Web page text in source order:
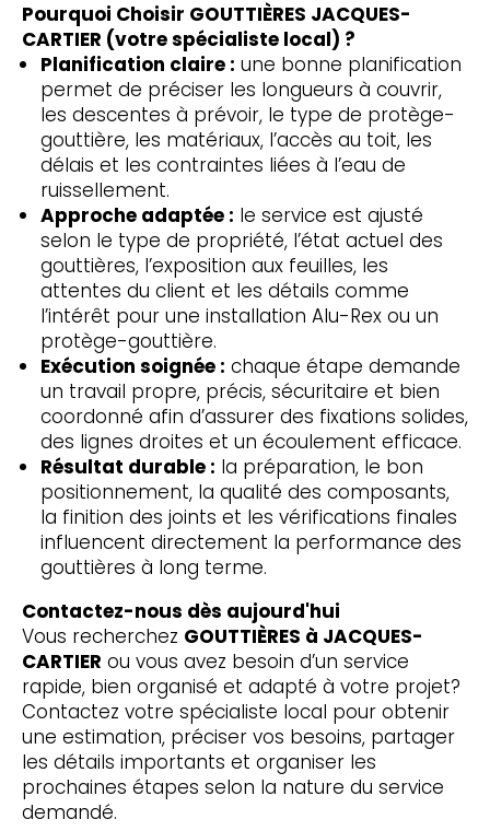
Pourquoi Choisir GOUTTIÈRES JACQUES-
CARTIER (votre spécialiste local) ?
Planification claire : une bonne planification
permet de préciser les longueurs à couvrir,
les descentes à prévoir, le type de protège-
gouttière, les matériaux, l’accès au toit, les
délais et les contraintes liées à l’eau de
ruissellement.
Approche adaptée : le service est ajusté
selon le type de propriété, l’état actuel des
gouttières, l’exposition aux feuilles, les
attentes du client et les détails comme
l’intérêt pour une installation Alu-Rex ou un
protège-gouttière.
Exécution soignée : chaque étape demande
un travail propre, précis, sécuritaire et bien
coordonné afin d’assurer des fixations solides,
des lignes droites et un écoulement efficace.
Résultat durable : la préparation, le bon
positionnement, la qualité des composants,
la finition des joints et les vérifications finales
influencent directement la performance des
gouttières à long terme.
Contactez-nous dès aujourd'hui
Vous recherchez GOUTTIÈRES à JACQUES-
CARTIER ou vous avez besoin d’un service
rapide, bien organisé et adapté à votre projet?
Contactez votre spécialiste local pour obtenir
une estimation, préciser vos besoins, partager
les détails importants et organiser les
prochaines étapes selon la nature du service
demandé.